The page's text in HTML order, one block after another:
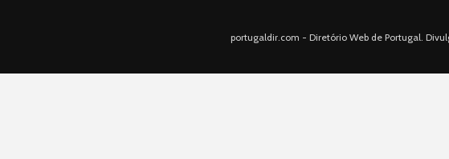
portugaldir.com - Diretório Web de Portugal.